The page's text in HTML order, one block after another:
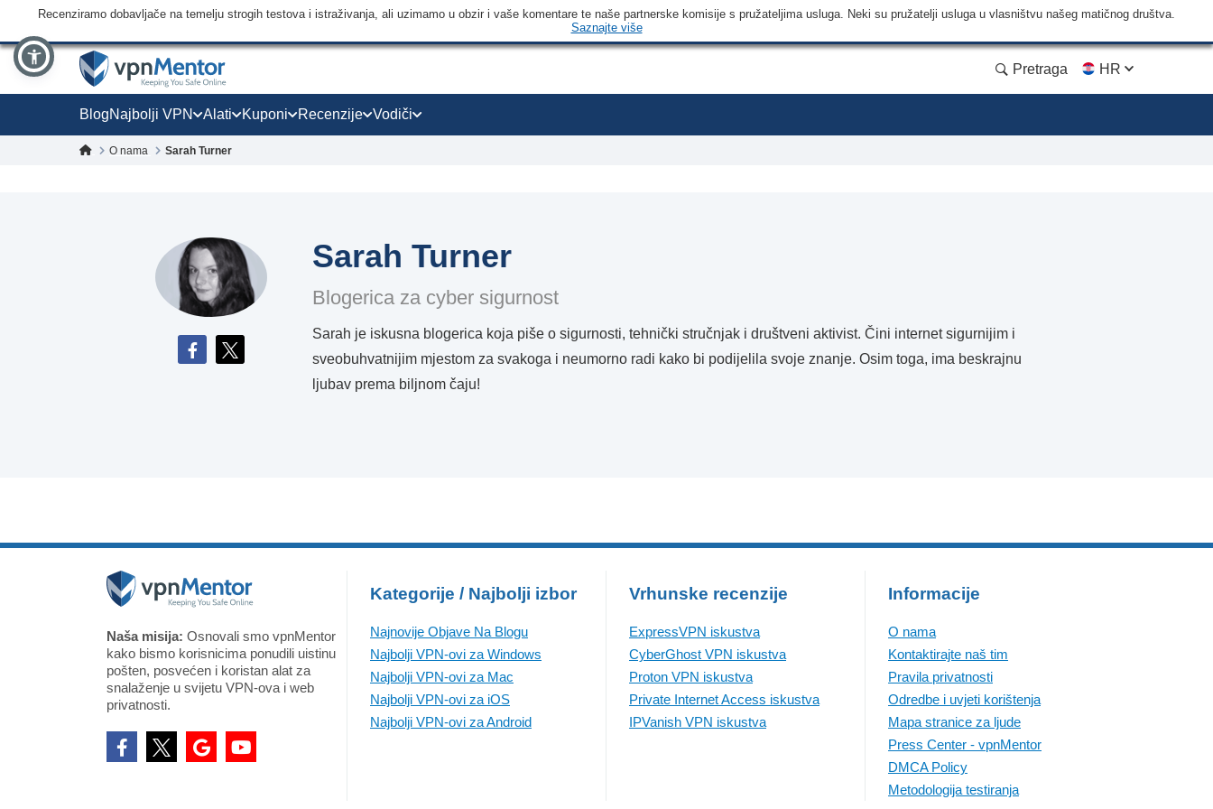
Recenziramo dobavljače na temelju strogih testova i istraživanja, ali uzimamo u obzir i vaše komentare te naše partnerske komisije s pružateljima usluga. Neki su pružatelji usluga u vlasništvu našeg matičnog društva.
Saznajte više
Pretraga HR
BlogNajbolji VPN Alati Kuponi Recenzije Vodiči
O nama Sarah Turner
Sarah Turner
Blogerica za cyber sigurnost
Sarah je iskusna blogerica koja piše o sigurnosti, tehnički stručnjak i društveni aktivist. Čini internet sigurnijim i
sveobuhvatnijim mjestom za svakoga i neumorno radi kako bi podijelila svoje znanje. Osim toga, ima beskrajnu
ljubav prema biljnom čaju!
Naša misija: Osnovali smo vpnMentor
kako bismo korisnicima ponudili uistinu
pošten, posvećen i koristan alat za
snalaženje u svijetu VPN-ova i web
privatnosti.
Kategorije / Najbolji izbor
Najnovije Objave Na Blogu
Najbolji VPN-ovi za Windows
Najbolji VPN-ovi za Mac
Najbolji VPN-ovi za iOS
Najbolji VPN-ovi za Android
Vrhunske recenzije
ExpressVPN iskustva
CyberGhost VPN iskustva
Proton VPN iskustva
Private Internet Access iskustva
IPVanish VPN iskustva
Informacije
O nama
Kontaktirajte naš tim
Pravila privatnosti
Odredbe i uvjeti korištenja
Mapa stranice za ljude
Press Center - vpnMentor
DMCA Policy
Metodologija testiranja